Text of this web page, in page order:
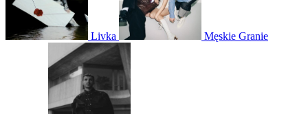
Livka Męskie Granie